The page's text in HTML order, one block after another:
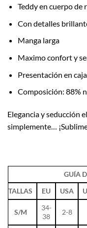
Teddy en cuerpo de
Con detalles
Manga larga
Maximo confort y
Presentación en caja
Composición: 88%
Elegancia y seducción
simplemente…
GUÍA
TALLAS
EU USA
S/M
34-
38
2-8